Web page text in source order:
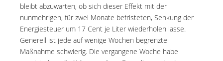
bleibt abzuwarten, ob sich dieser Effekt mit der
nunmehrigen, für zwei Monate befristeten, Senkung der
Energiesteuer um 17 Cent je Liter wiederholen lasse.
Generell ist jede auf wenige Wochen begrenzte
Maßnahme schwierig. Die vergangene Woche habe